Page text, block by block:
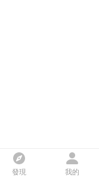
發現 我的